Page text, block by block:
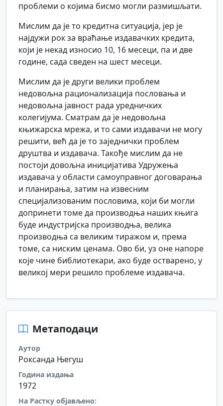
проблеми о којима бисмо могли размишљати.
Мислим да је то кредитна ситуација, јер је
најдужи рок за враћање издавачких кредита,
који је некад износио 10, 16 месеци, па и две
године, сада сведен на шест месеци.
Мислим да је други велики проблем
недовољна рационализација пословања и
недовољна јавност рада уредничких
колегијума. Сматрам да је недовољна
књижарска мрежа, и то сами издавачи не могу
решити, већ да је то заједнички проблем
друштва и издавача. Такође мислим да не
постоји довољна иницијатива Удружења
издавача у области самоуправног договарања
и планирања, затим на извесним
специјализованим пословима, који би могли
допринети томе да производња наших књига
буде индустријска производња, велика
производња са великим тиражом и, према
томе, са ниским ценама. Ово би, уз оне напоре
које чине библиотекари, ако буде остварено, у
великој мери решило проблеме издавача.
Метаподаци
Аутор
Роксанда Његуш
Година издања
1972
На Растку објављено: